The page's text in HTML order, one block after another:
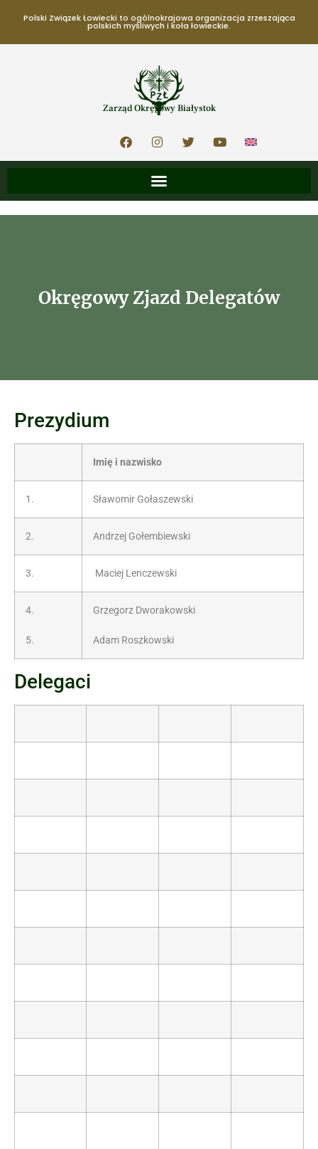
Polski Związek Łowiecki to ogólnokrajowa organizacja zrzeszająca
polskich myśliwych i koła łowieckie.
Zarząd Okręgowy Białystok
Okręgowy Zjazd Delegatów
Prezydium
Imię i nazwisko
1. Sławomir Gołaszewski
2. Andrzej Gołembiewski
3. Maciej Lenczewski
4.
5.
Grzegorz Dworakowski
Adam Roszkowski
Delegaci